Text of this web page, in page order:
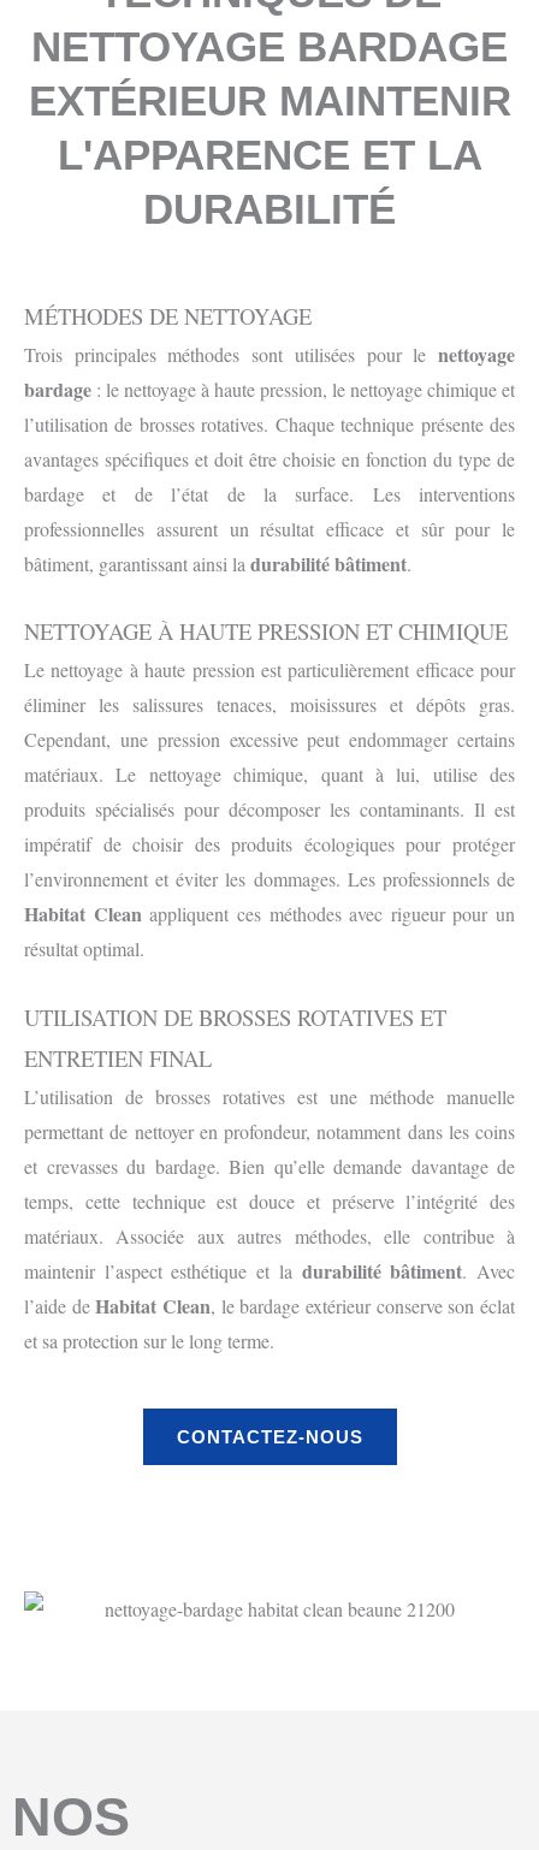
NETTOYAGE BARDAGE
EXTÉRIEUR MAINTENIR
L'APPARENCE ET LA
DURABILITÉ
MÉTHODES DE NETTOYAGE
Trois principales méthodes sont utilisées pour le nettoyage
bardage : le nettoyage à haute pression, le nettoyage chimique et
l’utilisation de brosses rotatives. Chaque technique présente des
avantages spécifiques et doit être choisie en fonction du type de
bardage et de l’état de la surface. Les interventions
professionnelles assurent un résultat efficace et sûr pour le
bâtiment, garantissant ainsi la durabilité bâtiment.
NETTOYAGE À HAUTE PRESSION ET CHIMIQUE
Le nettoyage à haute pression est particulièrement efficace pour
éliminer les salissures tenaces, moisissures et dépôts gras.
Cependant, une pression excessive peut endommager certains
matériaux. Le nettoyage chimique, quant à lui, utilise des
produits spécialisés pour décomposer les contaminants. Il est
impératif de choisir des produits écologiques pour protéger
l’environnement et éviter les dommages. Les professionnels de
Habitat Clean appliquent ces méthodes avec rigueur pour un
résultat optimal.
UTILISATION DE BROSSES ROTATIVES ET
ENTRETIEN FINAL
L’utilisation de brosses rotatives est une méthode manuelle
permettant de nettoyer en profondeur, notamment dans les coins
et crevasses du bardage. Bien qu’elle demande davantage de
temps, cette technique est douce et préserve l’intégrité des
matériaux. Associée aux autres méthodes, elle contribue à
maintenir l’aspect esthétique et la durabilité bâtiment. Avec
l’aide deHabitat Clean, le bardage extérieur conserve son éclat
et sa protection sur le long terme.
CONTACTEZ-NOUS
NOS